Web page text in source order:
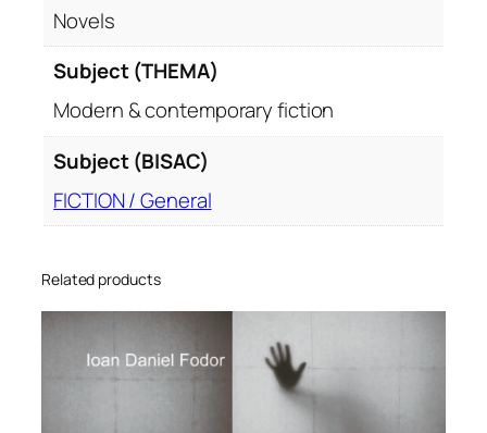
Novels
Subject (THEMA)
Modern & contemporary fiction
Subject (BISAC)
FICTION / General
Related products